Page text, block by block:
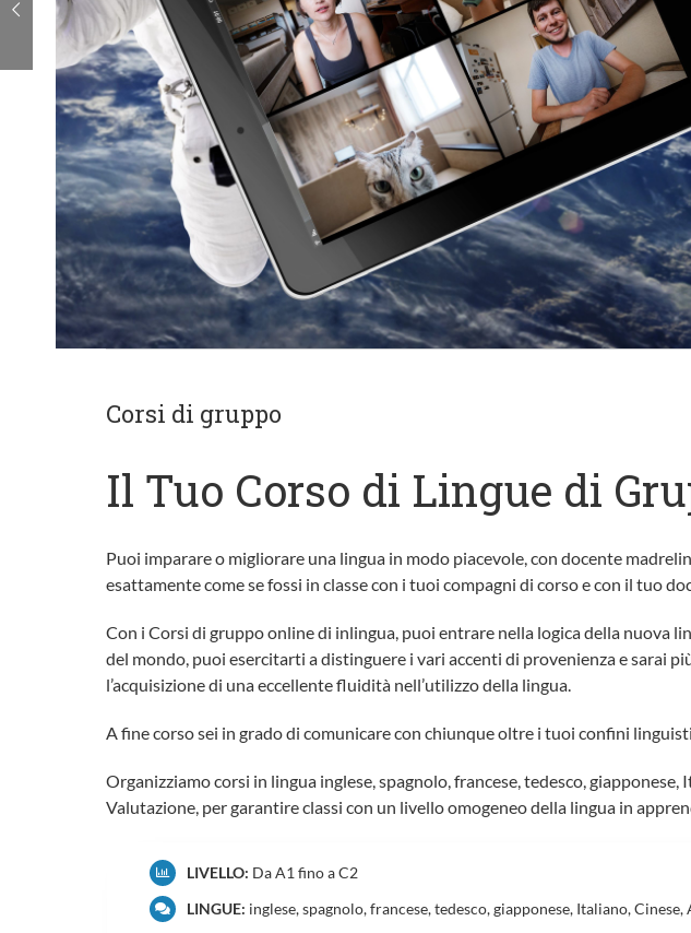
Corsi di gruppo
Il Tuo Corso di Lingue di
Puoi imparare o migliorare una lingua in modo piacevole, con docente
esattamente come se fossi in classe con i tuoi compagni di corso e con il tuo
Con i Corsi di gruppo online di inlingua, puoi entrare nella logica della nuova
del mondo, puoi esercitarti a distinguere i vari accenti di provenienza e sarai
l’acquisizione di una eccellente fluidità nell’utilizzo della lingua.
A fine corso sei in grado di comunicare con chiunque oltre i tuoi confini
Organizziamo corsi in lingua inglese, spagnolo, francese, tedesco,
Valutazione, per garantire classi con un livello omogeneo della lingua in
LIVELLO: Da A1 fino a C2
LINGUE: inglese, spagnolo, francese, tedesco, giapponese, Italiano, Cinese,